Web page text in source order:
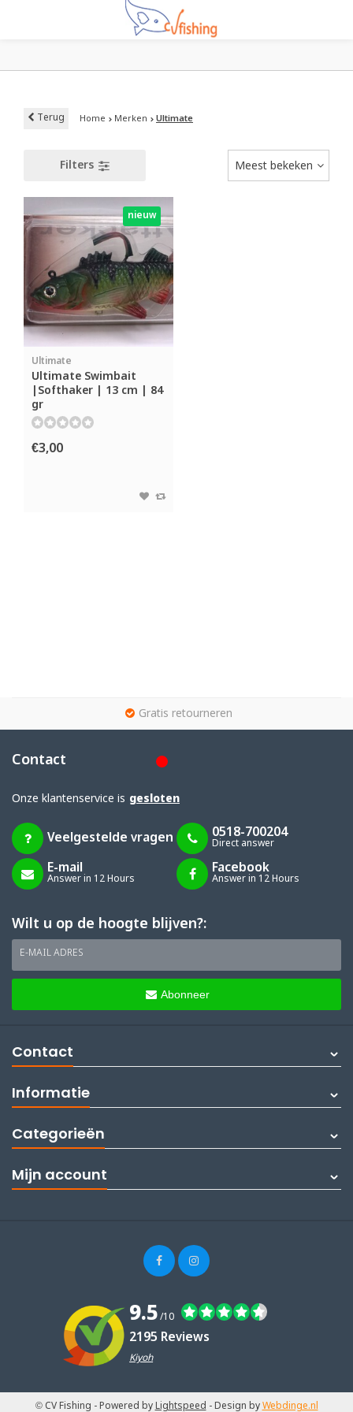
Terug Home Merken Ultimate
Filters Meest bekeken
nieuw
Ultimate
Ultimate Swimbait
|Softhaker | 13 cm | 84
gr
€3,00
Gratis retourneren
Contact
Onze klantenservice is gesloten
Veelgestelde vragen 0518-700204
Direct answer
E-mail
Answer in 12 Hours
Facebook
Answer in 12 Hours
Wilt u op de hoogte blijven?:
E-MAIL ADRES
Abonneer
Contact
Informatie
Categorieën
Mijn account
9.5/10
2195 Reviews
Kiyoh
© CV Fishing - Powered byLightspeed - Design byWebdinge.nl